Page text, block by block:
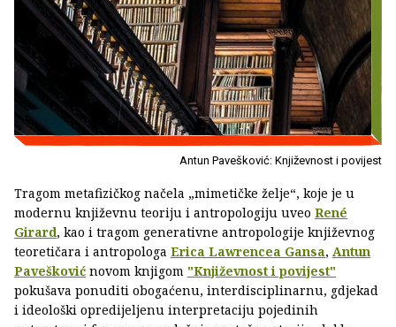
Antun Pavešković: Književnost i povijest
Tragom metafizičkog načela „mimetičke želje“, koje je u
modernu književnu teoriju i antropologiju uveo René
Girard, kao i tragom generativne antropologije književnog
teoretičara i antropologa Erica Lawrencea Gansa, Antun
Pavešković novom knjigom "Književnost i povijest"
pokušava ponuditi obogaćenu, interdisciplinarnu, gdjekad
i ideološki opredijeljenu interpretaciju pojedinih